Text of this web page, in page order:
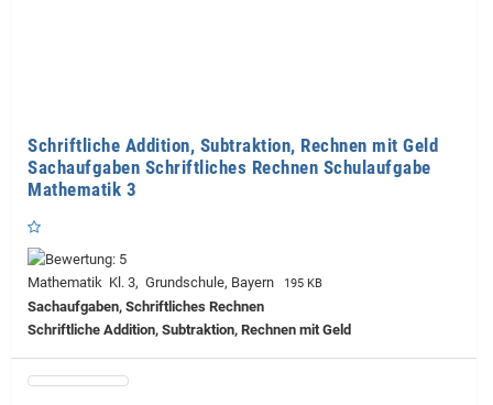
Schriftliche Addition, Subtraktion, Rechnen mit Geld
Sachaufgaben Schriftliches Rechnen Schulaufgabe
Mathematik 3
Mathematik Kl. 3, Grundschule, Bayern 195 KB
Sachaufgaben, Schriftliches Rechnen
Schriftliche Addition, Subtraktion, Rechnen mit Geld